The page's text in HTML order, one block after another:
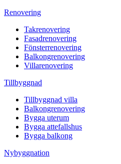
Renovering
Takrenovering
Fasadrenovering
Fönsterrenovering
Balkongrenovering
Villarenovering
Tillbyggnad
Tillbyggnad villa
Balkongrenovering
Bygga uterum
Bygga attefallshus
Bygga balkong
Nybyggnation